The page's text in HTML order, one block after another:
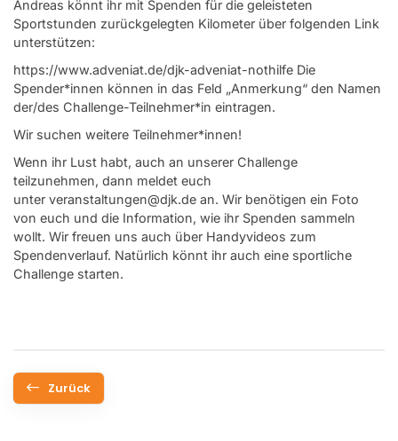
Andreas könnt ihr mit Spenden für die geleisteten
Sportstunden zurückgelegten Kilometer über folgenden Link
unterstützen:
https://www.adveniat.de/djk-adveniat-nothilfe Die
Spender*innen können in das Feld „Anmerkung“ den Namen
der/des Challenge-Teilnehmer*in eintragen.
Wir suchen weitere Teilnehmer*innen!
Wenn ihr Lust habt, auch an unserer Challenge
teilzunehmen, dann meldet euch
unter veranstaltungen@djk.de an. Wir benötigen ein Foto
von euch und die Information, wie ihr Spenden sammeln
wollt. Wir freuen uns auch über Handyvideos zum
Spendenverlauf. Natürlich könnt ihr auch eine sportliche
Challenge starten.
Zurück